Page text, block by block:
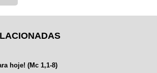
hoje! (Mc 1,1-8)